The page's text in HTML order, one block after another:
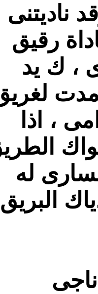
ناديتنى
رقيق
، ك يد
، اذا
له
البريق